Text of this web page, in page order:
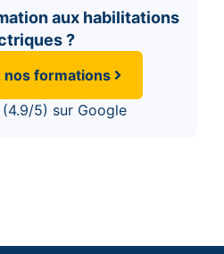
aux habilitations
?
nos formations
(4.9/5) sur Google